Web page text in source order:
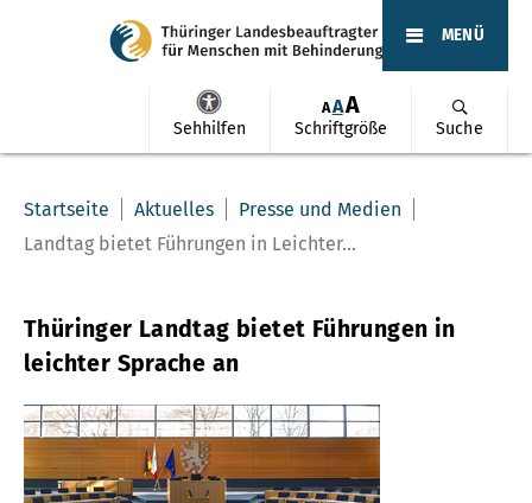
Sehhilfen
AAA
Schriftgröße Suche
MENÜ
Startseite Aktuelles
Presse und Medien
Landtag bietet Führungen in Leichter...
Thüringer Landtag bietet Führungen in
leichter Sprache an